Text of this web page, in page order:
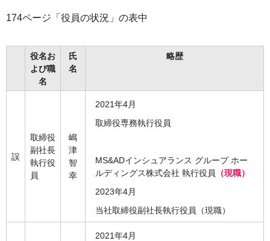
174ページ「役員の状況」の表中
役名お
よび職
名
氏
名
略歴
誤
取締役
副社長
執行役
員
嶋
津
智
幸
2021年4月
取締役専務執行役員
MS&ADインシュアランス グループ ホー
ルディングス株式会社 執行役員
（現職）
2023年4月
当社取締役副社長執行役員（現職）
2021年4月